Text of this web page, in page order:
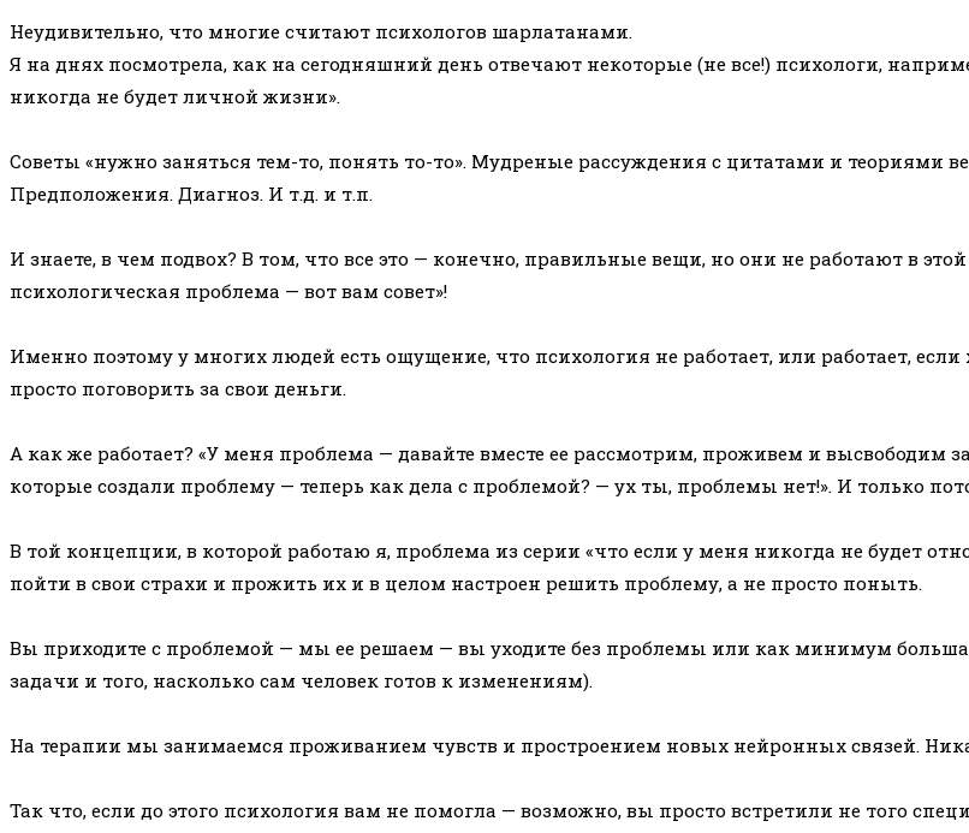
записи:
Неудивительно, что многие считают психологов шарлатанами.
Я на днях посмотрела, как на сегодняшний день отвечают некоторые (не все!) психологи,
никогда не будет личной жизни».
Советы «нужно заняться тем-то, понять то-то». Мудреные рассуждения с цитатами и теориями
Предположения. Диагноз. И т.д. и т.п.
И знаете, в чем подвох? В том, что все это — конечно, правильные вещи, но они не работают в
психологическая проблема — вот вам совет»!
Именно поэтому у многих людей есть ощущение, что психология не работает, или работает,
просто поговорить за свои деньги.
А как же работает? «У меня проблема — давайте вместе ее рассмотрим, проживем и
которые создали проблему — теперь как дела с проблемой? — ух ты, проблемы нет!». И только
В той концепции, в которой работаю я, проблема из серии «что если у меня никогда не будет
пойти в свои страхи и прожить их и в целом настроен решить проблему, а не просто поныть.
Вы приходите с проблемой — мы ее решаем — вы уходите без проблемы или как минимум
задачи и того, насколько сам человек готов к изменениям).
На терапии мы занимаемся проживанием чувств и простроением новых нейронных связей.
Так что, если до этого психология вам не помогла — возможно, вы просто встретили не того